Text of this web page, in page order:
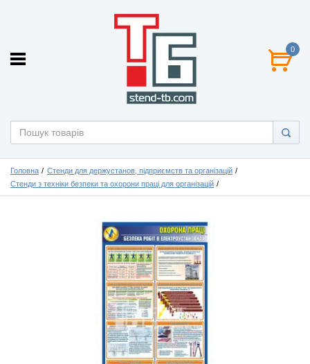
0
Головна
Стенди для держустанов, підприємств та організацій
Стенди з техніки безпеки та охорони праці для організацій